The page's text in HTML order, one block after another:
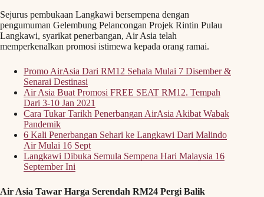
Sejurus pembukaan Langkawi bersempena dengan
pengumuman Gelembung Pelancongan Projek Rintin Pulau
Langkawi, syarikat penerbangan, Air Asia telah
memperkenalkan promosi istimewa kepada orang ramai.
Promo AirAsia Dari RM12 Sehala Mulai 7 Disember &
Senarai Destinasi
Air Asia Buat Promosi FREE SEAT RM12. Tempah
Dari 3-10 Jan 2021
Cara Tukar Tarikh Penerbangan AirAsia Akibat Wabak
Pandemik
6 Kali Penerbangan Sehari ke Langkawi Dari Malindo
Air Mulai 16 Sept
Langkawi Dibuka Semula Sempena Hari Malaysia 16
September Ini
Air Asia Tawar Harga Serendah RM24 Pergi Balik